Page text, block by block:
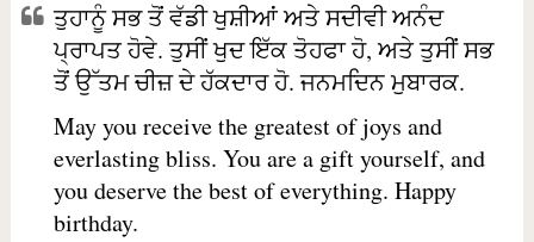
ਤੁਹਾਨੂੰ ਸਭ ਤੋਂ ਵੱਡੀ ਖੁਸ਼ੀਆਂ ਅਤੇ ਸਦੀਵੀ ਅਨੰਦ
ਪ੍ਰਾਪਤ ਹੋਵੇ. ਤੁਸੀਂ ਖੁਦ ਇੱਕ ਤੋਹਫਾ ਹੋ, ਅਤੇ ਤੁਸੀਂ ਸਭ
ਤੋਂ ਉੱਤਮ ਚੀਜ਼ ਦੇ ਹੱਕਦਾਰ ਹੋ. ਜਨਮਦਿਨ ਮੁਬਾਰਕ.
May you receive the greatest of joys and
everlasting bliss. You are a gift yourself, and
you deserve the best of everything. Happy
birthday.